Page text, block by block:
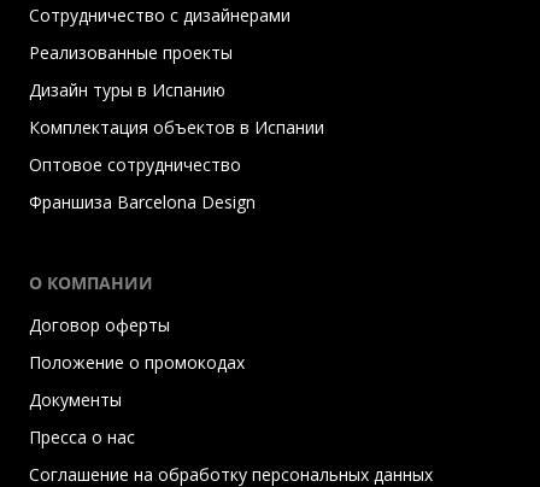
Сотрудничество с дизайнерами
Реализованные проекты
Дизайн туры в Испанию
Комплектация объектов в Испании
Оптовое сотрудничество
Франшиза Barcelona Design
О КОМПАНИИ
Договор оферты
Положение о промокодах
Документы
Пресса о нас
Соглашение на обработку персональных данных